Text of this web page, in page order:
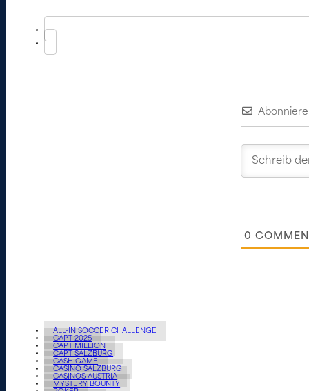
0
ALL-IN SOCCER CHALLENGE
CAPT 2025
CAPT MILLION
CAPT SALZBURG
CASH GAME
CASINO SALZBURG
CASINOS AUSTRIA
MYSTERY BOUNTY